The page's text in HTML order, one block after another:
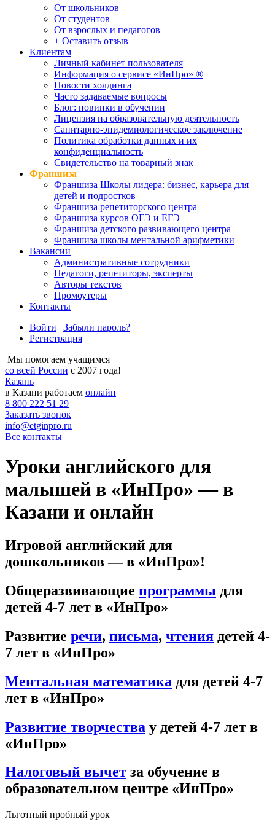
От школьников
От студентов
От взрослых и педагогов
+ Оставить отзыв
Клиентам
Личный кабинет пользователя
Информация о сервисе «ИнПро» ®
Новости холдинга
Часто задаваемые вопросы
Блог: новинки в обучении
Лицензия на образовательную деятельность
Санитарно-эпидемиологическое заключение
Политика обработки данных и их
конфиденциальность
Свидетельство на товарный знак
Франшиза
Франшиза Школы лидера: бизнес, карьера для
детей и подростков
Франшиза репетиторского центра
Франшиза курсов ОГЭ и ЕГЭ
Франшиза детского развивающего центра
Франшиза школы ментальной арифметики
Вакансии
Административные сотрудники
Педагоги, репетиторы, эксперты
Авторы текстов
Промоутеры
Контакты
Войти | Забыли пароль?
Регистрация
Мы помогаем учащимся
со всей России с 2007 года!
Казань
в Казани работаем онлайн
8 800 222 51 29
Заказать звонок
info@etginpro.ru
Все контакты
Уроки английского для
малышей в «ИнПро» — в
Казани и онлайн
Игровой английский для
дошкольников — в «ИнПро»!
Общеразвивающие программы для
детей 4-7 лет в «ИнПро»
Развитие речи, письма, чтения детей 4-
7 лет в «ИнПро»
Ментальная математика для детей 4-7
лет в «ИнПро»
Развитие творчества у детей 4-7 лет в
«ИнПро»
Налоговый вычет за обучение в
образовательном центре «ИнПро»
Льготный пробный урок